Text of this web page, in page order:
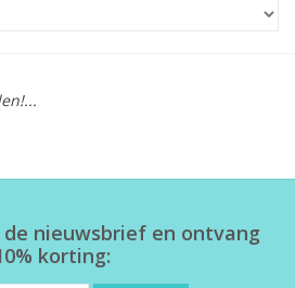
nieuwsbrief en ontvang
korting: